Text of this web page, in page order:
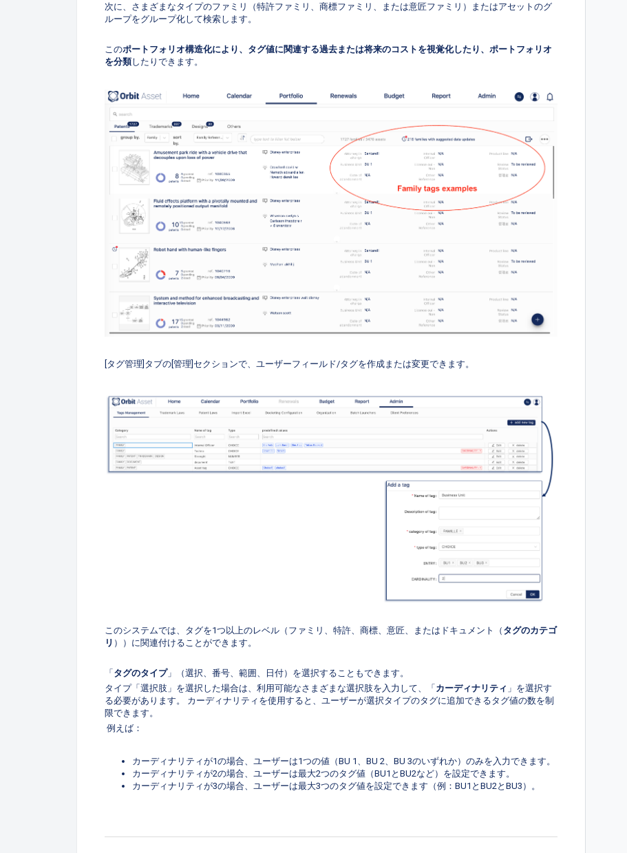
次に、さまざまなタイプのファミリ（特許ファミリ、商標ファミリ、または意匠ファミリ）またはアセットのグ
ループをグループ化して検索します。
このポートフォリオ構造化により、タグ値に関連する過去または将来のコストを視覚化したり、ポートフォリオ
を分類したりできます。
[タグ管理]タブの[管理]セクションで、ユーザーフィールド/タグを作成または変更できます。
このシステムでは、タグを1つ以上のレベル（ファミリ、特許、商標、意匠、またはドキュメント（ タグのカテゴ
リ ））に関連付けることができます。
「タグのタイプ」（選択、番号、範囲、日付）を選択することもできます。
タイプ「選択肢」を選択した場合は、利用可能なさまざまな選択肢を入力して、「カーディナリティ 」を選択す
る必要があります。 カーディナリティを使用すると、ユーザーが選択タイプのタグに追加できるタグ値の数を制
限できます。
例えば：
カーディナリティが1の場合、ユーザーは1つの値（BU 1、BU 2、BU 3のいずれか）のみを入力できます。
カーディナリティが2の場合、ユーザーは最大2つのタグ値（BU1とBU2など）を設定できます。
カーディナリティが3の場合、ユーザーは最大3つのタグ値を設定できます（例：BU1とBU2とBU3）。